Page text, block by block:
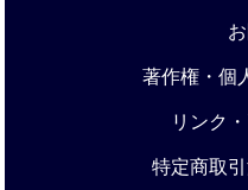
著作権・個
リンク
特定商取